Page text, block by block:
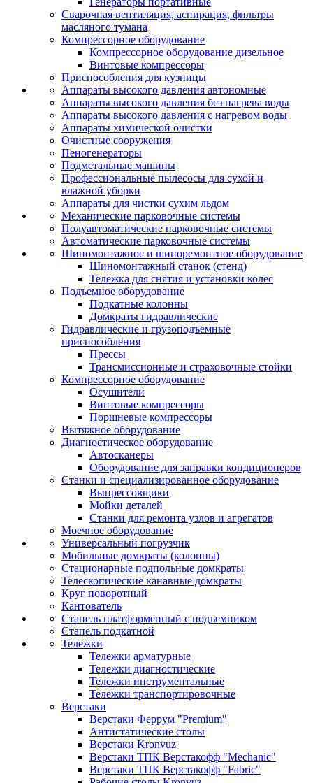
Сварочная вентиляция, аспирация, фильтры
масляного тумана
Компрессорное оборудование
Компрессорное оборудование дизельное
Винтовые компрессоры
Приспособления для кузницы
Аппараты высокого давления автономные
Аппараты высокого давления без нагрева воды
Аппараты высокого давления с нагревом воды
Аппараты химической очистки
Очистные сооружения
Пеногенераторы
Подметальные машины
Профессиональные пылесосы для сухой и
влажной уборки
Аппараты для чистки сухим льдом
Механические парковочные системы
Полуавтоматические парковочные системы
Автоматические парковочные системы
Шиномонтажное и шиноремонтное оборудование
Шиномонтажный станок (стенд)
Тележка для снятия и установки колес
Подъемное оборудование
Подкатные колонны
Домкраты гидравлические
Гидравлические и грузоподъемные
приспособления
Прессы
Трансмиссионные и страховочные стойки
Компрессорное оборудование
Осушители
Винтовые компрессоры
Поршневые компрессоры
Вытяжное оборудование
Диагностическое оборудование
Автосканеры
Оборудование для заправки кондиционеров
Станки и специализированное оборудование
Выпрессовщики
Мойки деталей
Станки для ремонта узлов и агрегатов
Моечное оборудование
Универсальный погрузчик
Мобильные домкраты (колонны)
Стационарные подпольные домкраты
Телескопические канавные домкраты
Круг поворотный
Кантователь
Стапель платформенный с подъемником
Стапель подкатной
Тележки
Тележки арматурные
Тележки диагностические
Тележки инструментальные
Тележки транспортировочные
Верстаки
Верстаки Феррум "Premium"
Антистатические столы
Верстаки Kronvuz
Верстаки ТПК Верстакофф "Mechanic"
Верстаки ТПК Верстакофф "Fabric"